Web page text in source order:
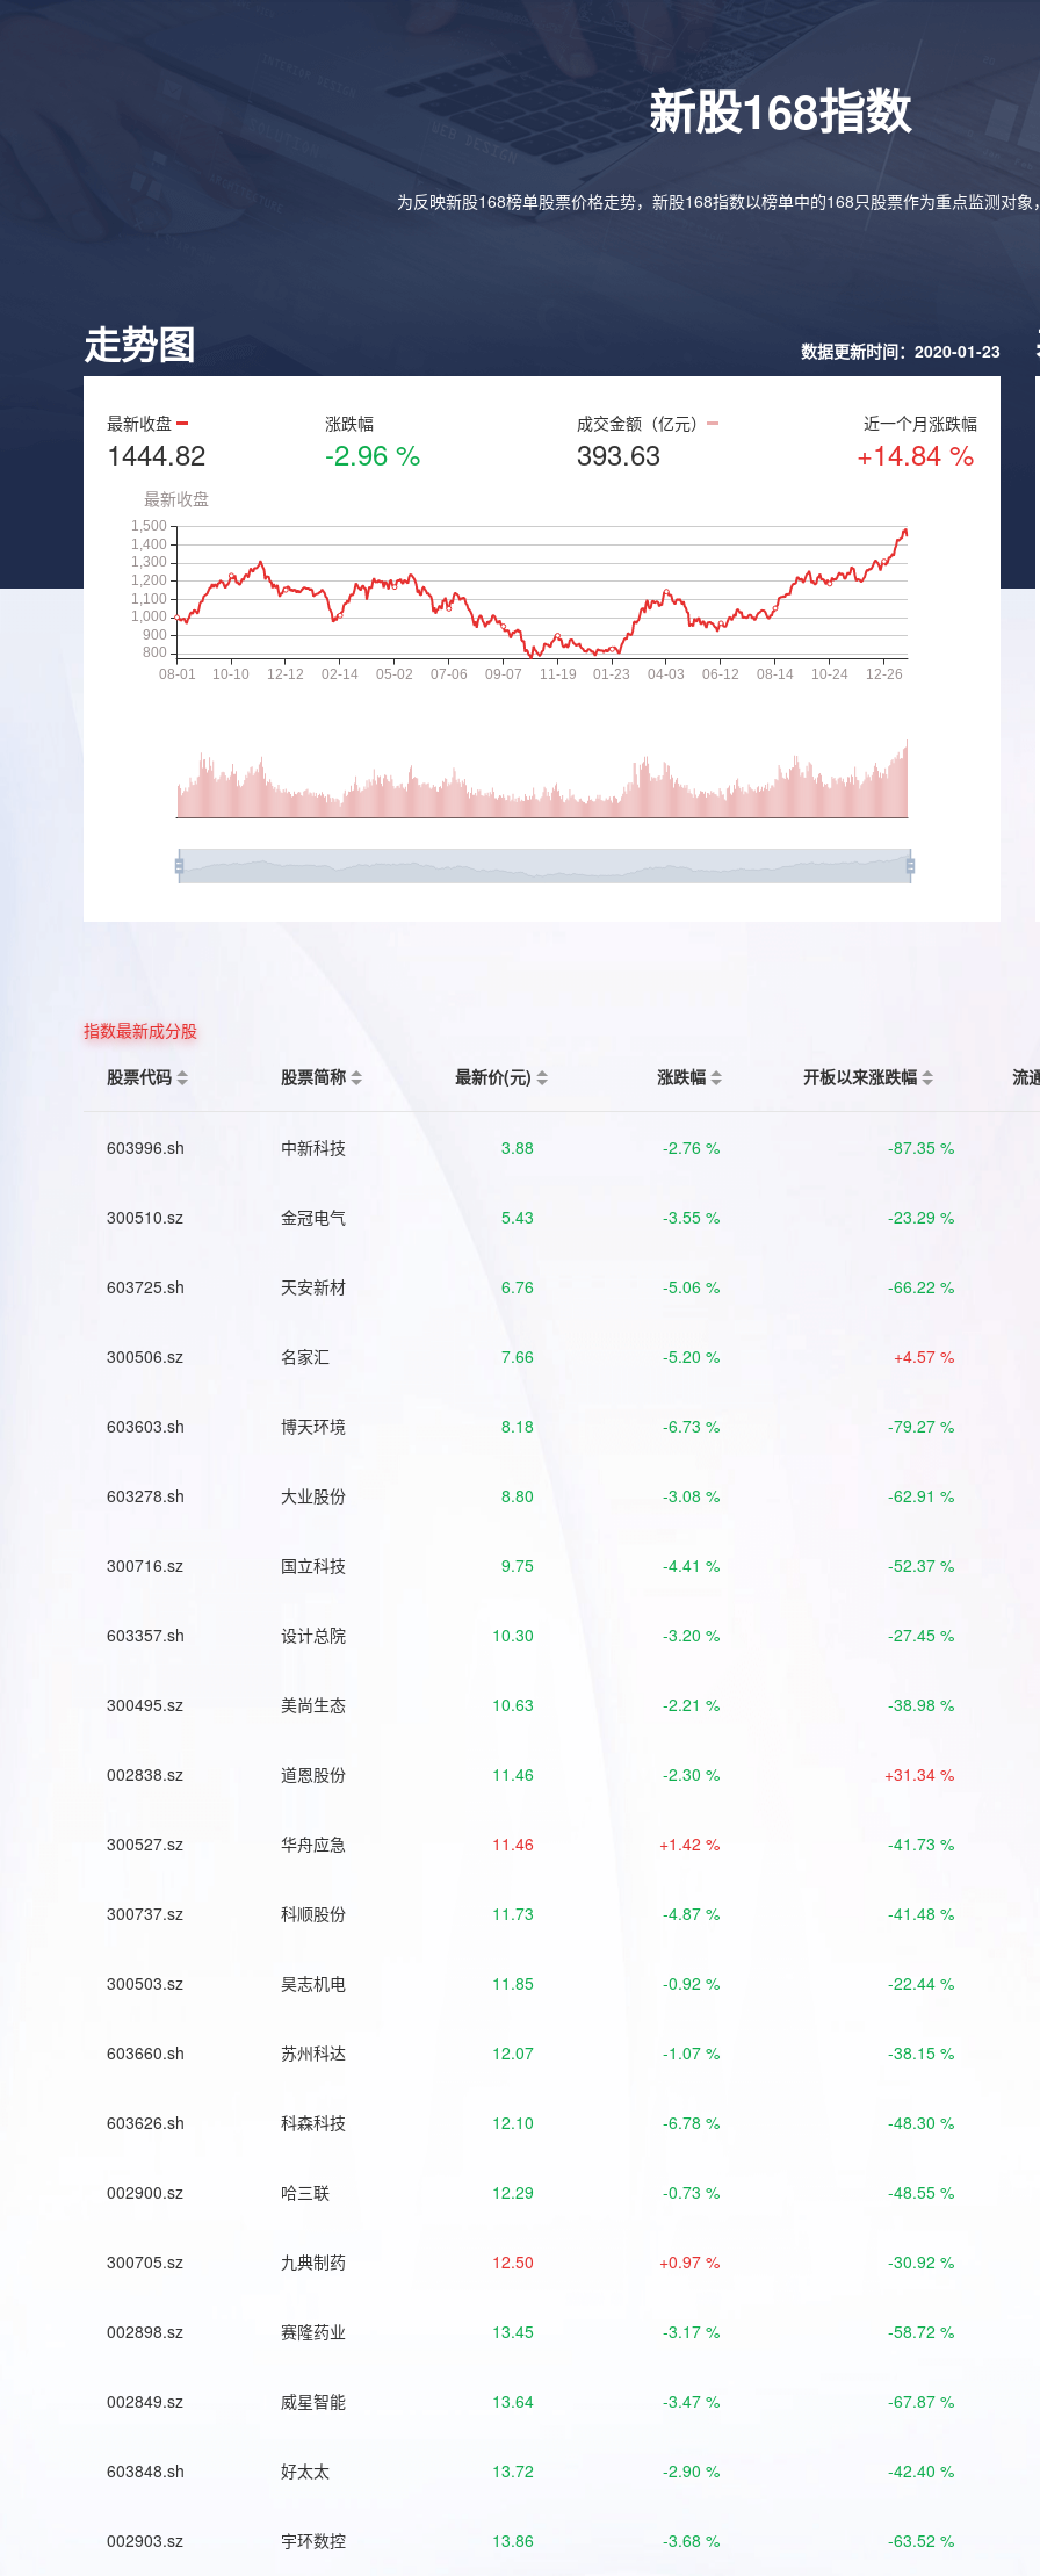
新股168指数
为反映新股168榜单股票价格走势，新股168指数以榜单中的168只股票作为重点监测对象
走势图 数据更新时间：2020-01-23
最新收盘
1444.82
涨跌幅
-2.96 %
成交金额（亿元）
393.63
近一个月涨跌幅
+14.84 %
指数最新成分股
股票代码
股票简称 最新价(元) 涨跌幅 开板以来涨跌幅 流
603996.sh 中新科技 3.88 -2.76 % -87.35 %
300510.sz 金冠电气 5.43 -3.55 % -23.29 %
603725.sh 天安新材 6.76 -5.06 % -66.22 %
300506.sz 名家汇 7.66 -5.20 % +4.57 %
603603.sh 博天环境 8.18 -6.73 % -79.27 %
603278.sh 大业股份 8.80 -3.08 % -62.91 %
300716.sz 国立科技 9.75 -4.41 % -52.37 %
603357.sh 设计总院 10.30 -3.20 % -27.45 %
300495.sz 美尚生态 10.63 -2.21 % -38.98 %
002838.sz 道恩股份 11.46 -2.30 % +31.34 %
300527.sz 华舟应急 11.46 +1.42 % -41.73 %
300737.sz 科顺股份 11.73 -4.87 % -41.48 %
300503.sz 昊志机电 11.85 -0.92 % -22.44 %
603660.sh 苏州科达 12.07 -1.07 % -38.15 %
603626.sh 科森科技 12.10 -6.78 % -48.30 %
002900.sz 哈三联 12.29 -0.73 % -48.55 %
300705.sz 九典制药 12.50 +0.97 % -30.92 %
002898.sz 赛隆药业 13.45 -3.17 % -58.72 %
002849.sz 威星智能 13.64 -3.47 % -67.87 %
603848.sh 好太太 13.72 -2.90 % -42.40 %
002903.sz 宇环数控 13.86 -3.68 % -63.52 %